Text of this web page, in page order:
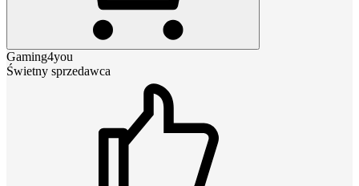
Gaming4you
Świetny sprzedawca